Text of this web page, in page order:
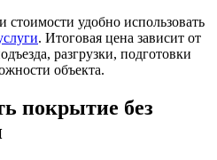
стоимости удобно использовать
. Итоговая цена зависит от
разгрузки, подготовки
объекта.
покрытие без